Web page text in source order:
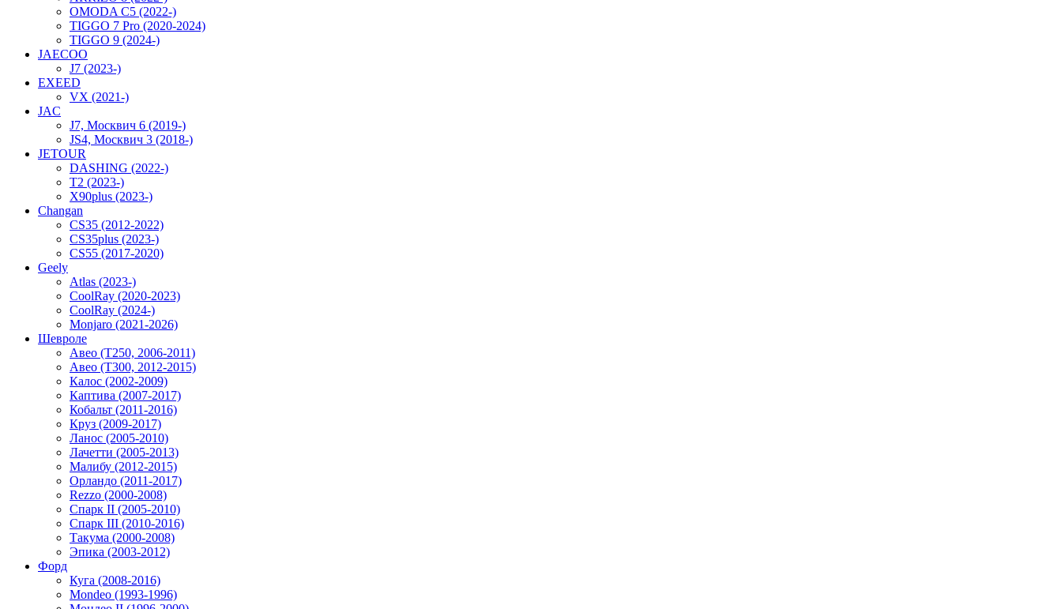
OMODA C5 (2022-)
TIGGO 7 Pro (2020-2024)
TIGGO 9 (2024-)
JAECOO
J7 (2023-)
EXEED
VX (2021-)
JAC
J7, Москвич 6 (2019-)
JS4, Москвич 3 (2018-)
JETOUR
DASHING (2022-)
T2 (2023-)
X90plus (2023-)
Changan
CS35 (2012-2022)
CS35plus (2023-)
CS55 (2017-2020)
Geely
Atlas (2023-)
CoolRay (2020-2023)
CoolRay (2024-)
Monjaro (2021-2026)
Шевроле
Авео (T250, 2006-2011)
Авео (T300, 2012-2015)
Калос (2002-2009)
Каптива (2007-2017)
Кобальт (2011-2016)
Круз (2009-2017)
Ланос (2005-2010)
Лачетти (2005-2013)
Малибу (2012-2015)
Орландо (2011-2017)
Rezzo (2000-2008)
Спарк II (2005-2010)
Спарк III (2010-2016)
Такума (2000-2008)
Эпика (2003-2012)
Форд
Куга (2008-2016)
Mondeo (1993-1996)